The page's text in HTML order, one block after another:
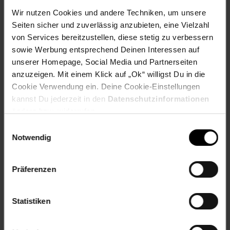
Wir nutzen Cookies und andere Techniken, um unsere
Seiten sicher und zuverlässig anzubieten, eine Vielzahl
von Services bereitzustellen, diese stetig zu verbessern
sowie Werbung entsprechend Deinen Interessen auf
unserer Homepage, Social Media und Partnerseiten
anzuzeigen. Mit einem Klick auf „Ok“ willigst Du in die
Cookie Verwendung ein. Deine Cookie-Einstellungen
kannst Du jederzeit in den Datenschutzinformationen
Notwendig
Präferenzen
Statistiken
Herstellerinformationen
Fußzeile
Weitere Online-Angebote
Netto Reisen TV-Shop Weinwelt
Karriere